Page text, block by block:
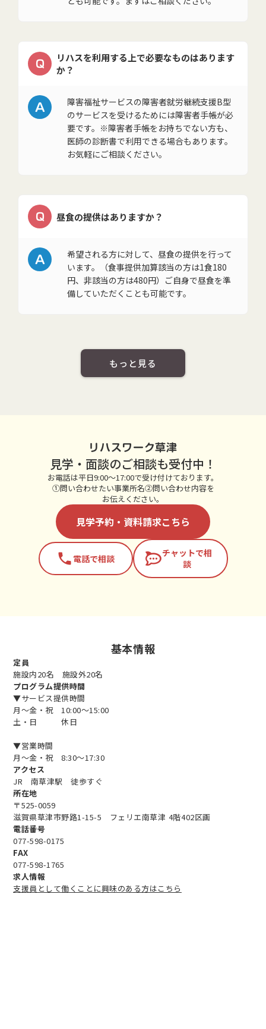
Q
リハスを利用する上で必要なものはあります
か？
A
障害福祉サービスの障害者就労継続支援B型
のサービスを受けるためには障害者手帳が必
要です。※障害者手帳をお持ちでない方も、
医師の診断書で利用できる場合もあります。
お気軽にご相談ください。
Q 昼食の提供はありますか？
A
希望される方に対して、昼食の提供を行って
います。（食事提供加算該当の方は1食180
円、非該当の方は480円）ご自身で昼食を準
備していただくことも可能です。
もっと見る
リハスワーク草津
見学・面談のご相談も受付中！
お電話は平日9:00～17:00で受け付けております。
①問い合わせたい事業所名②問い合わせ内容を
お伝えください。
見学予約・資料請求こちら
phone 電話で相談
チャットで相
談
基本情報
定員
施設内20名 施設外20名
プログラム提供時間
▼サービス提供時間
月～金・祝 10:00～15:00
土・日 休日
▼営業時間
月～金・祝 8:30～17:30
アクセス
JR 南草津駅 徒歩すぐ
所在地
〒525-0059
滋賀県草津市野路1-15-5 フェリエ南草津 4階402区画
電話番号
077-598-0175
FAX
077-598-1765
求人情報
支援員として働くことに興味のある方はこちら